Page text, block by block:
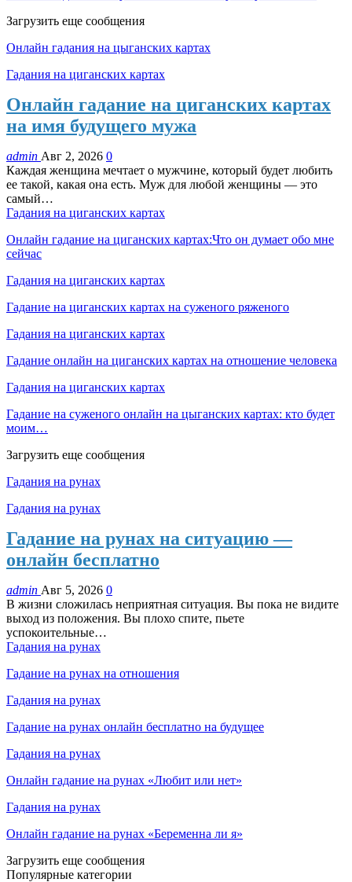
Загрузить еще сообщения
Онлайн гадания на цыганских картах
Гадания на циганских картах
Онлайн гадание на циганских картах
на имя будущего мужа
admin Авг 2, 2026 0
Каждая женщина мечтает о мужчине, который будет любить
ее такой, какая она есть. Муж для любой женщины — это
самый…
Гадания на циганских картах
Онлайн гадание на циганских картах:Что он думает обо мне
сейчас
Гадания на циганских картах
Гадание на циганских картах на суженого ряженого
Гадания на циганских картах
Гадание онлайн на циганских картах на отношение человека
Гадания на циганских картах
Гадание на суженого онлайн на цыганских картах: кто будет
моим…
Загрузить еще сообщения
Гадания на рунах
Гадания на рунах
Гадание на рунах на ситуацию —
онлайн бесплатно
admin Авг 5, 2026 0
В жизни сложилась неприятная ситуация. Вы пока не видите
выход из положения. Вы плохо спите, пьете
успокоительные…
Гадания на рунах
Гадание на рунах на отношения
Гадания на рунах
Гадание на рунах онлайн бесплатно на будущее
Гадания на рунах
Онлайн гадание на рунах «Любит или нет»
Гадания на рунах
Онлайн гадание на рунах «Беременна ли я»
Загрузить еще сообщения
Популярные категории